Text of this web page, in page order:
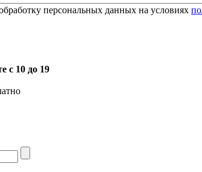
персональных данных на условиях
с 10 до 19